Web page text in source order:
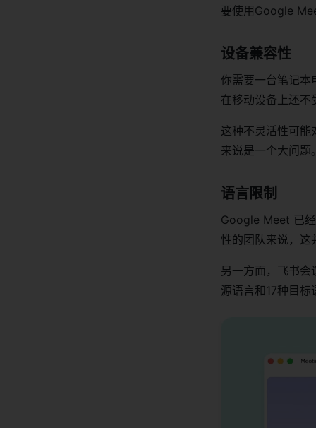
要使用Google
设备兼容性
你需要一台笔记
在移动设备上还不
这种不灵活性可能
来说是一个大问题
语言限制
Google Meet 已
性的团队来说，这
另一方面，飞书
源语言和17种目标